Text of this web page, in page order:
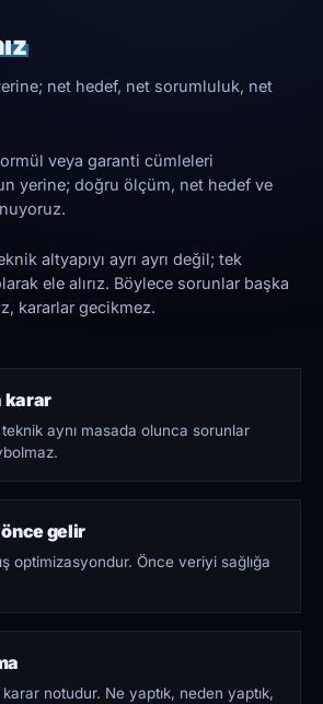
net hedef, net sorumluluk, net
veya garanti cümleleri
yerine; doğru ölçüm, net hedef ve
altyapıyı ayrı ayrı değil; tek
ele alırız. Böylece sorunlar başka
kararlar gecikmez.
karar
aynı masada olunca sorunlar
gelir
optimizasyondur. Önce veriyi sağlığa
notudur. Ne yaptık, neden yaptık,